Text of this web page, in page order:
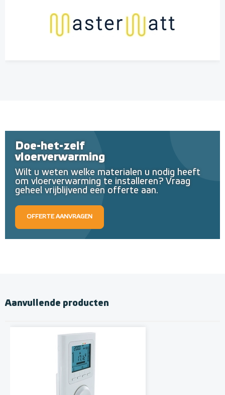
Doe-het-zelf
vloerverwarming
Wilt u weten welke materialen u nodig heeft
om vloerverwarming te installeren? Vraag
geheel vrijblijvend een offerte aan.
OFFERTE AANVRAGEN
Aanvullende producten